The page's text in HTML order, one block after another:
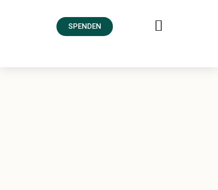
SPENDEN